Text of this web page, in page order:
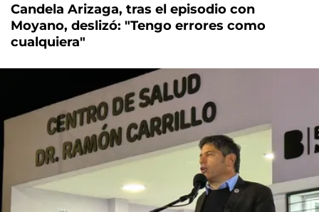
Candela Arizaga, tras el episodio con
Moyano, deslizó: "Tengo errores como
cualquiera"